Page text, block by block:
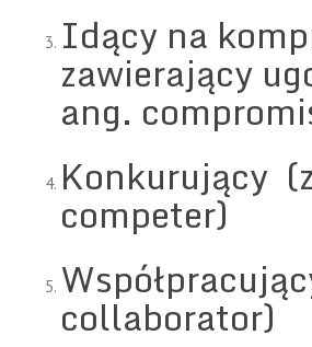
Idący na
zawierający
ang.
Konkurujący
competer)
collaborator)